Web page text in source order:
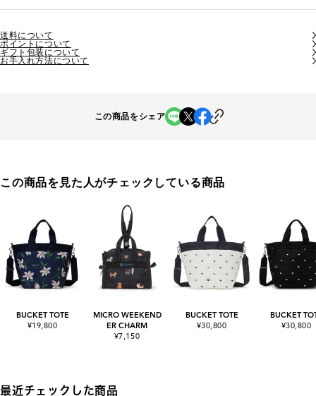
送料について
ポイントについて
ギフト包装について
お手入れ方法について
この商品をシェア
この商品を見た人がチェックしている商品
BUCKET TOTE
¥19,800
MICRO WEEKEND
ER CHARM
¥7,150
BUCKET TOTE
¥30,800
BUCKET
¥30,800
最近チェックした商品